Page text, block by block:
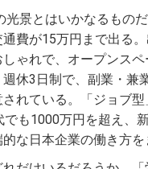
光景とはいかなるもの
費が15万円まで出る
ゃれで、オープンス
休3日制で、副業・
れている。「ジョブ
も1000万円を超え、
な日本企業の働き方を